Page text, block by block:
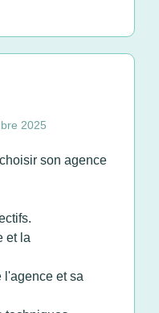
2025
son agence
et la
l'agence et sa